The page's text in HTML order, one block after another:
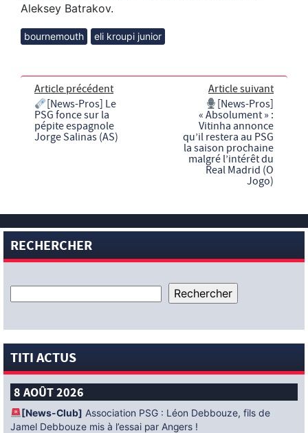
Aleksey Batrakov.
bournemouth eli kroupi junior
Article précédent
[News-Pros] Le
PSG fonce sur la
pépite espagnole
Jorge Salinas (AS)
Article suivant
[News-Pros]
« Absolument » :
Vitinha annonce
qu’il restera au PSG
la saison prochaine
malgré l’intérêt du
Real Madrid (O
Jogo)
RECHERCHER
TITI ACTUS
8 AOÛT 2026
[News-Club] Association PSG : Léon Debbouze, fils de
Jamel Debbouze mis à l’essai par Angers !